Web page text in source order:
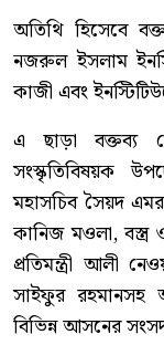
অতিথি হিসেবে
নজরুল ইসলাম
কাজী এবং
এ ছাড়া বক্তব্য
সংস্কৃতিবিষয়ক
মহাসচিব সৈয়দ
কানিজ মওলা, বস্ত্র
প্রতিমন্ত্রী আলী
সাইফুর রহমানসহ
বিভিন্ন আসনের